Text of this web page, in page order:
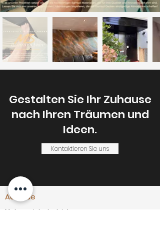
Gestalten Sie Ihr Zuhause
nach Ihren Träumen und
Ideen.
Kontaktieren Sie uns
Adresse
Malermeisterbetrieb